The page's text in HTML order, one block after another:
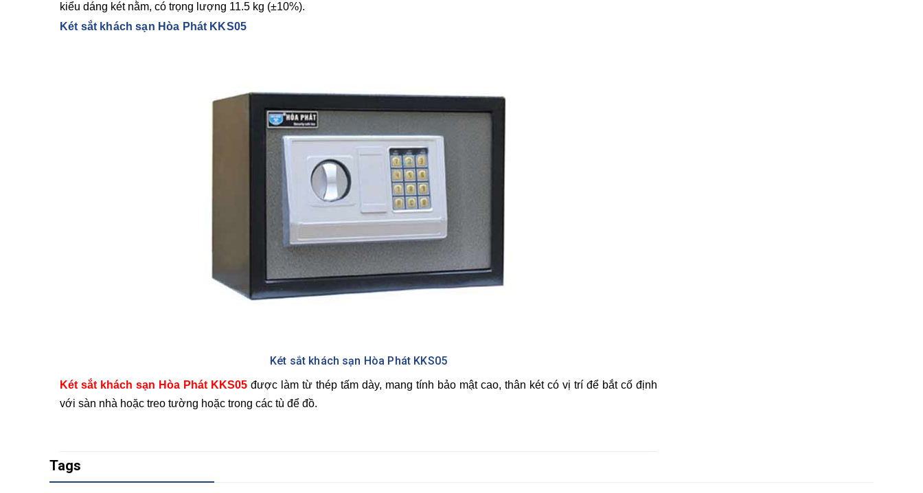
kiểu dáng két nằm, có trọng lượng 11.5 kg (±10%).
Két sắt khách sạn Hòa Phát KKS05
Két sắt khách sạn Hòa Phát KKS05
Két sắt khách sạn Hòa Phát KKS05 được làm từ thép tấm dày, mang tính bảo mật cao, thân két có vị trí để bắt cố định
với sàn nhà hoặc treo tường hoặc trong các tù để đồ.
Tags